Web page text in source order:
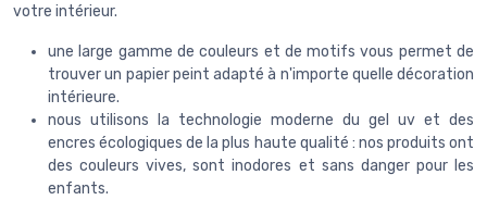
votre intérieur.
une large gamme de couleurs et de motifs vous permet de
trouver un papier peint adapté à n'importe quelle décoration
intérieure.
nous utilisons la technologie moderne du gel uv et des
encres écologiques de la plus haute qualité : nos produits ont
des couleurs vives, sont inodores et sans danger pour les
enfants.